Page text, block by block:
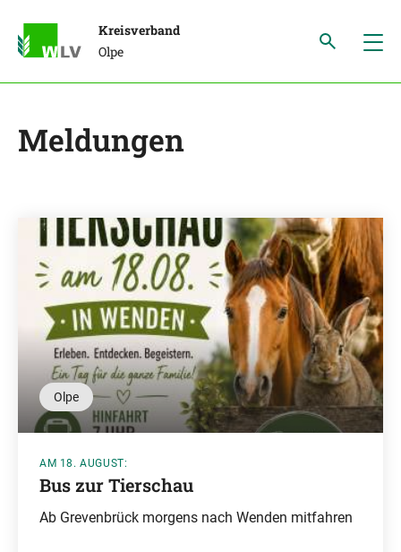
Kreisverband
Olpe
Meldungen
Olpe
AM 18. AUGUST:
Bus zur Tierschau
Ab Grevenbrück morgens nach Wenden mitfahren